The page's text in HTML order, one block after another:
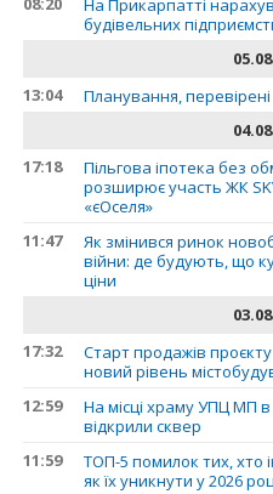
На Прикарпатті
будівельних
13:04
Планування,
17:18
Пільгова іпотека без
розширює участь ЖК
«єОселя»
11:47
Як змінився ринок
війни: де будують, що
ціни
17:32
Старт продажів
новий рівень
12:59
На місці храму УПЦ МП
відкрили сквер
11:59
ТОП-5 помилок тих, хто
як їх уникнути у 2026